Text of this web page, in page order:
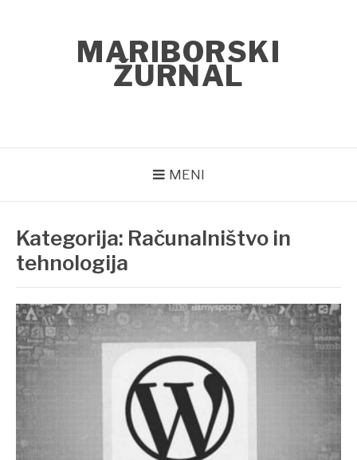
MARIBORSKI
ŽURNAL
MENI
Kategorija: Računalništvo in
tehnologija